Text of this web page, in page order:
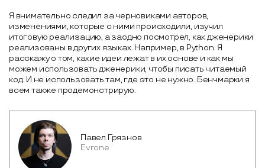
Я внимательно следил за черновиками авторов,
изменениями, которые с ними происходили, изучил
итоговую реализацию, а заодно посмотрел, как дженерики
реализованы в других языках. Например, в Python. Я
расскажу о том, какие идеи лежат в их основе и как мы
можем использовать дженерики, чтобы писать читаемый
код. И не использовать там, где это не нужно. Бенчмарки я
всем также продемонстрирую.
Павел Грязнов
Evrone